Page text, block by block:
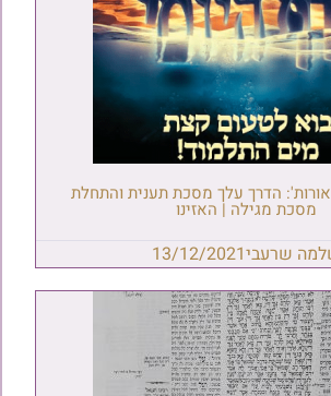
הדרך עלך מסכת תענית והתחלת
מסכת מגילה | האזינו
שרעבי13/12/2021